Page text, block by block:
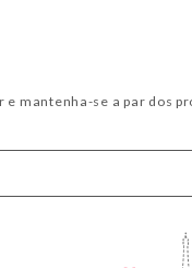
e mantenha-se a par dos